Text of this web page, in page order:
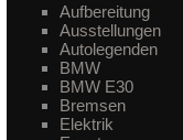
Aufbereitung
Ausstellungen
Autolegenden
BMW
BMW E30
Bremsen
Elektrik